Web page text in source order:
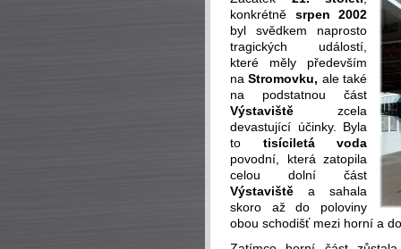
konkrétně srpen 2002
byl svědkem naprosto
tragických událostí,
které měly především
naStromovku, ale také
na podstatnou část
Výstaviště zcela
devastující účinky. Byla
to tisíciletá voda
povodní, která zatopila
celou dolní část
Výstaviště a sahala
skoro až do poloviny
obou schodišť mezi horní a